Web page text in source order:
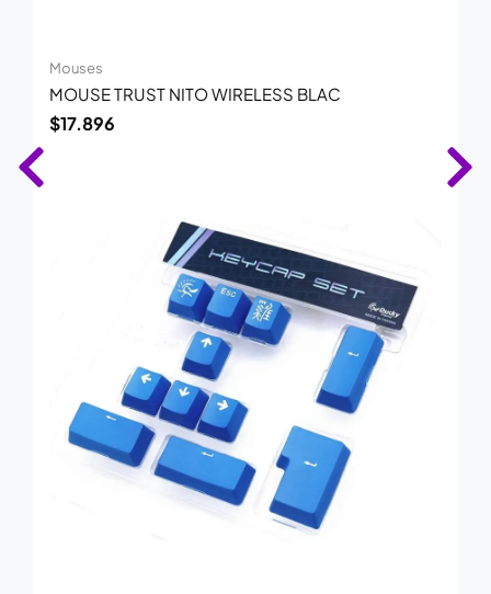
Mouses
MOUSE TRUST NITO WIRELESS BLAC
$17.896